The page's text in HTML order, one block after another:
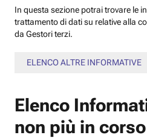
In questa sezione potrai trovare le
trattamento di dati su relative alla
da Gestori terzi.
ELENCO ALTRE INFORMATIVE
Elenco
non più in